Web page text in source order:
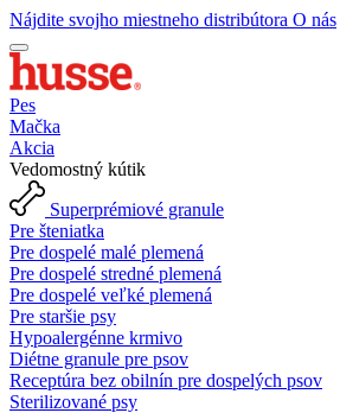
Nájdite svojho miestneho distribútora O nás
Pes
Mačka
Akcia
Vedomostný kútik
Superprémiové granule
Pre šteniatka
Pre dospelé malé plemená
Pre dospelé stredné plemená
Pre dospelé veľké plemená
Pre staršie psy
Hypoalergénne krmivo
Diétne granule pre psov
Receptúra bez obilnín pre dospelých psov
Sterilizované psy